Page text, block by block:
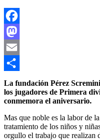
Facebook
Mastodon
Email
Compartir
La fundación Pérez
los jugadores de Primera
conmemora el aniversario.
Mas que noble es la labor de
tratamiento de los niños y
orgullo el trabajo que realizan